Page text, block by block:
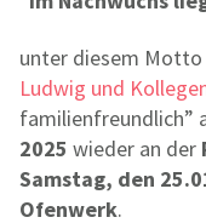
unter diesem Motto
Ludwig und
familienfreundlich”
2025 wieder an der
Samstag, den
Ofenwerk.